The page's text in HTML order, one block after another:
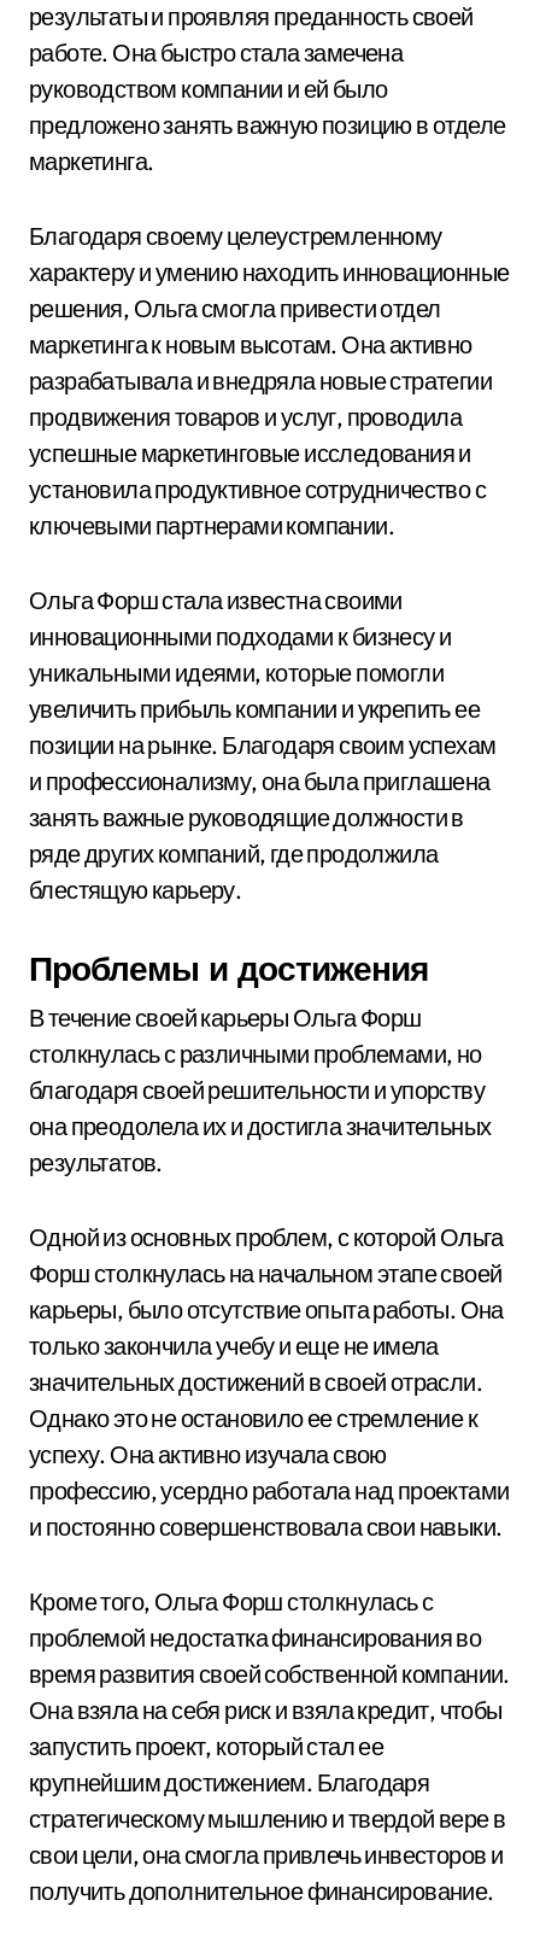
результаты и проявляя преданность своей
работе. Она быстро стала замечена
руководством компании и ей было
предложено занять важную позицию в отделе
маркетинга.
Благодаря своему целеустремленному
характеру и умению находить инновационные
решения, Ольга смогла привести отдел
маркетинга к новым высотам. Она активно
разрабатывала и внедряла новые стратегии
продвижения товаров и услуг, проводила
успешные маркетинговые исследования и
установила продуктивное сотрудничество с
ключевыми партнерами компании.
Ольга Форш стала известна своими
инновационными подходами к бизнесу и
уникальными идеями, которые помогли
увеличить прибыль компании и укрепить ее
позиции на рынке. Благодаря своим успехам
и профессионализму, она была приглашена
занять важные руководящие должности в
ряде других компаний, где продолжила
блестящую карьеру.
Проблемы и достижения
В течение своей карьеры Ольга Форш
столкнулась с различными проблемами, но
благодаря своей решительности и упорству
она преодолела их и достигла значительных
результатов.
Одной из основных проблем, с которой Ольга
Форш столкнулась на начальном этапе своей
карьеры, было отсутствие опыта работы. Она
только закончила учебу и еще не имела
значительных достижений в своей отрасли.
Однако это не остановило ее стремление к
успеху. Она активно изучала свою
профессию, усердно работала над проектами
и постоянно совершенствовала свои навыки.
Кроме того, Ольга Форш столкнулась с
проблемой недостатка финансирования во
время развития своей собственной компании.
Она взяла на себя риск и взяла кредит, чтобы
запустить проект, который стал ее
крупнейшим достижением. Благодаря
стратегическому мышлению и твердой вере в
свои цели, она смогла привлечь инвесторов и
получить дополнительное финансирование.